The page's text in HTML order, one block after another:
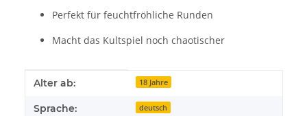
Perfekt für feuchtfröhliche Runden
Macht das Kultspiel noch chaotischer
Produkteigenschaft
Wert
Alter ab: 18 Jahre
Sprache: deutsch